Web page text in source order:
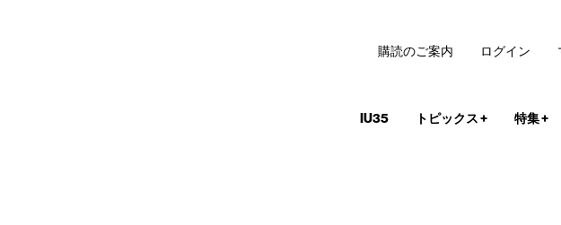
IU35 トピックス+ 特集+
購読のご案内 ログイン